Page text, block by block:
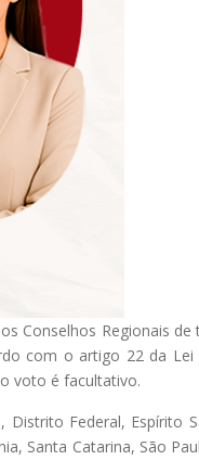
Conselhos Regionais de
com o artigo 22 da Lei
voto é facultativo.
Federal, Espírito
Santa Catarina, São